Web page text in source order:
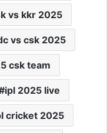
vs kkr 2025
vs csk 2025
csk team
ipl 2025 live
cricket 2025